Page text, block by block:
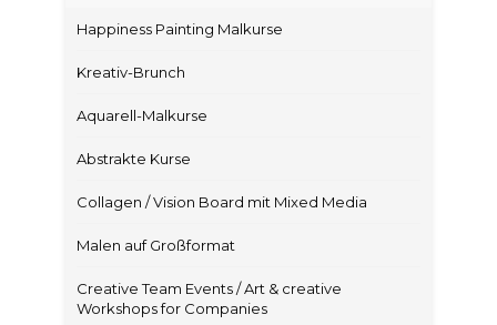
Happiness Painting Malkurse
Kreativ-Brunch
Aquarell-Malkurse
Abstrakte Kurse
Collagen / Vision Board mit Mixed Media
Malen auf Großformat
Creative Team Events / Art & creative
Workshops for Companies